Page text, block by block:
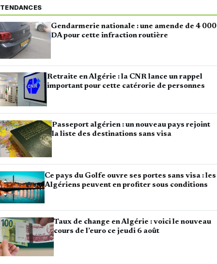
TENDANCES
Gendarmerie nationale : une amende de 4 000
DA pour cette infraction routière
Retraite en Algérie : la CNR lance un rappel
important pour cette catérorie de personnes
Passeport algérien : un nouveau pays rejoint
la liste des destinations sans visa
Ce pays du Golfe ouvre ses portes sans visa : les
Algériens peuvent en profiter sous conditions
Taux de change en Algérie : voici le nouveau
cours de l’euro ce jeudi 6 août